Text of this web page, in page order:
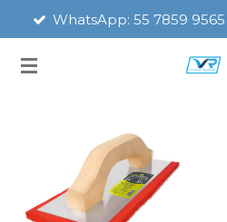
contenido
WhatsApp: 55 7859 9565